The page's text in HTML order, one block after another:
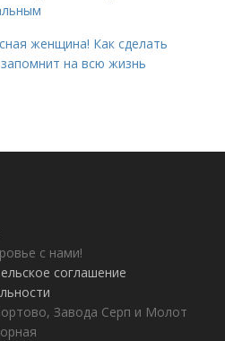
женщина! Как сделать
на всю жизнь
с нами!
соглашение
Завода Серп и Молот